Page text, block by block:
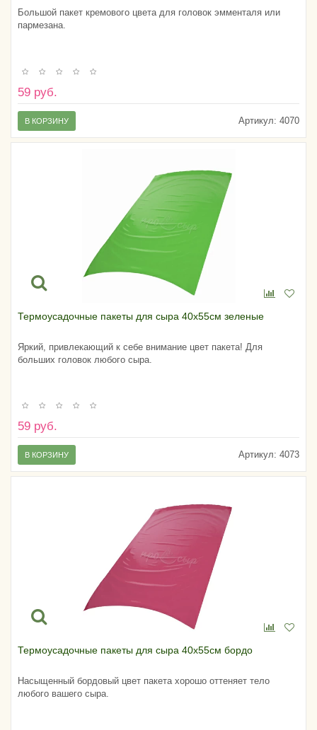
Большой пакет кремового цвета для головок эмменталя или
пармезана.
59 руб.
Артикул: 4070
В КОРЗИНУ
Термоусадочные пакеты для сыра 40х55см зеленые
Яркий, привлекающий к себе внимание цвет пакета! Для
больших головок любого сыра.
59 руб.
Артикул: 4073
В КОРЗИНУ
Термоусадочные пакеты для сыра 40х55см бордо
Насыщенный бордовый цвет пакета хорошо оттеняет тело
любого вашего сыра.